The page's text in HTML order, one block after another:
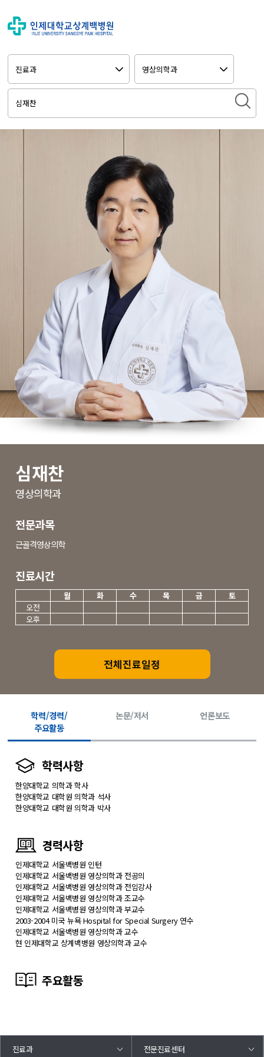
심재찬
영상의학과
전문과목
근골격영상의학
진료시간
월 화 수 목 금
토
오전
오후
전체진료일정
학력/경력/
주요활동
논문/저서 언론보도
학력사항
한양대학교 의학과 학사
한양대학교 대학원 의학과 석사
한양대학교 대학원 의학과 박사
경력사항
인제대학교 서울백병원 인턴
인제대학교 서울백병원 영상의학과 전공의
인제대학교 서울백병원 영상의학과 전임강사
인제대학교 서울백병원 영상의학과 조교수
인제대학교 서울백병원 영상의학과 부교수
2003-2004 미국 뉴욕 Hospital for Special Surgery 연수
인제대학교 서울백병원 영상의학과 교수
현 인제대학교 상계백병원 영상의학과 교수
주요활동
진료과 전문진료센터